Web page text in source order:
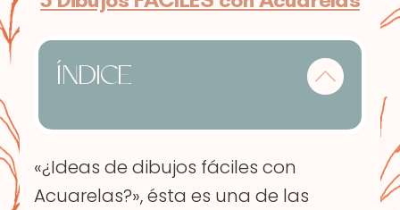
ÍNDICE
«¿Ideas de dibujos fáciles con
Acuarelas?», ésta es una de las